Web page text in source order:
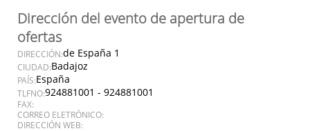
Dirección del evento de apertura de
ofertas
DIRECCIÓN:de España 1
CIUDAD:Badajoz
PAÍS:España
TLFNO:924881001 - 924881001
FAX:
CORREO ELETRÓNICO:
DIRECCIÓN WEB: